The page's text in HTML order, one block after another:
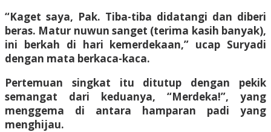
“Kaget saya, Pak. Tiba-tiba didatangi dan diberi
beras. Matur nuwun sanget (terima kasih banyak),
ini berkah di hari kemerdekaan,” ucap Suryadi
dengan mata berkaca-kaca.
Pertemuan singkat itu ditutup dengan pekik
semangat dari keduanya, “Merdeka!”, yang
menggema di antara hamparan padi yang
menghijau.